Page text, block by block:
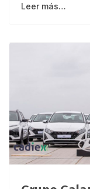
Leer más…